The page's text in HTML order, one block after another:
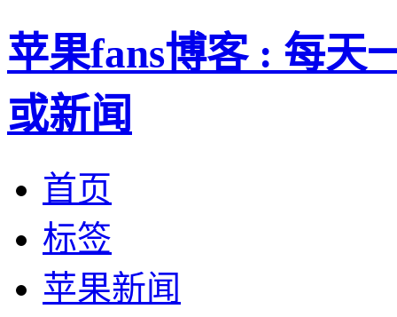
苹果fans博客 : 每天
或新闻
首页
标签
苹果新闻